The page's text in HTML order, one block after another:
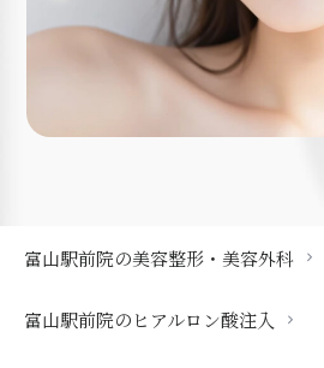
富山駅前院の美容整形・美容外科
富山駅前院のヒアルロン酸注入